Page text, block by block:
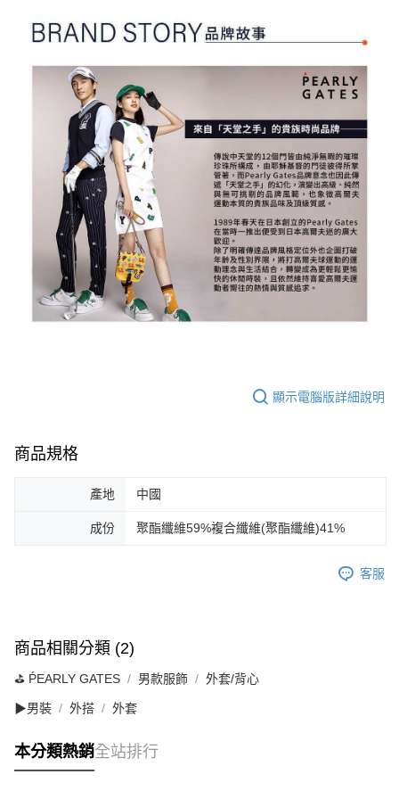
顯示電腦版詳細說明
商品規格
產地 中國
成份 聚酯纖維59%複合纖維(聚酯纖維)41%
客服
商品相關分類 (2)
⛳️ ṔEARLY GATES 男款服飾 外套/背心
▶男裝 外搭 外套
本分類熱銷全站排行